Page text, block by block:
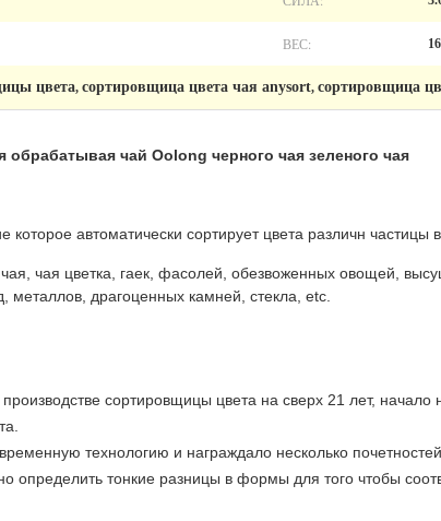
ВЕС:
цвета, сортировщица цвета чая anysort, сортировщица
чай Oolong черного чая зеленого чая
автоматически сортирует цвета различн частицы
чая цветка, гаек, фасолей, обезвоженных овощей,
металлов, драгоценных камней, стекла, etc.
сортировщицы цвета на сверх 21 лет, начало
технологию и награждало несколько
определить тонкие разницы в формы для того чтобы